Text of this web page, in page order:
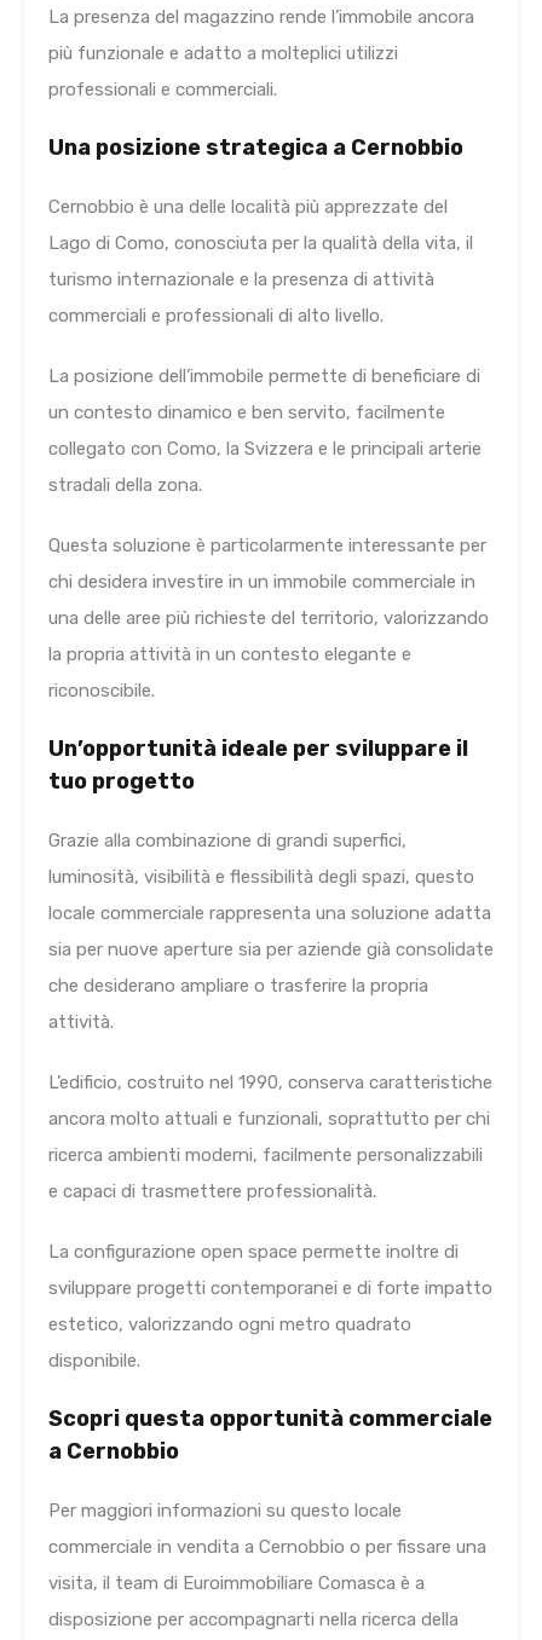
La presenza del magazzino rende l’immobile ancora
più funzionale e adatto a molteplici utilizzi
professionali e commerciali.
Una posizione strategica a Cernobbio
Cernobbio è una delle località più apprezzate del
Lago di Como, conosciuta per la qualità della vita, il
turismo internazionale e la presenza di attività
commerciali e professionali di alto livello.
La posizione dell’immobile permette di beneficiare di
un contesto dinamico e ben servito, facilmente
collegato con Como, la Svizzera e le principali arterie
stradali della zona.
Questa soluzione è particolarmente interessante per
chi desidera investire in un immobile commerciale in
una delle aree più richieste del territorio, valorizzando
la propria attività in un contesto elegante e
riconoscibile.
Un’opportunità ideale per sviluppare il
tuo progetto
Grazie alla combinazione di grandi superfici,
luminosità, visibilità e flessibilità degli spazi, questo
locale commerciale rappresenta una soluzione adatta
sia per nuove aperture sia per aziende già consolidate
che desiderano ampliare o trasferire la propria
attività.
L’edificio, costruito nel 1990, conserva caratteristiche
ancora molto attuali e funzionali, soprattutto per chi
ricerca ambienti moderni, facilmente personalizzabili
e capaci di trasmettere professionalità.
La configurazione open space permette inoltre di
sviluppare progetti contemporanei e di forte impatto
estetico, valorizzando ogni metro quadrato
disponibile.
Scopri questa opportunità commerciale
a Cernobbio
Per maggiori informazioni su questo locale
commerciale in vendita a Cernobbio o per fissare una
visita, il team di Euroimmobiliare Comasca è a
disposizione per accompagnarti nella ricerca della